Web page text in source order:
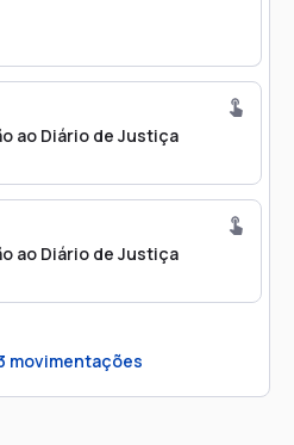
ao Diário de Justiça
ao Diário de Justiça
movimentações